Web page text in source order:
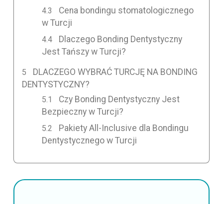
Cena bondingu stomatologicznego
w Turcji
Dlaczego Bonding Dentystyczny
Jest Tańszy w Turcji?
DLACZEGO WYBRAĆ TURCJĘ NA BONDING
DENTYSTYCZNY?
Czy Bonding Dentystyczny Jest
Bezpieczny w Turcji?
Pakiety All-Inclusive dla Bondingu
Dentystycznego w Turcji